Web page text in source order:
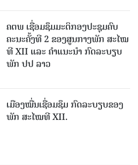
ຄຕພ ເຊື່ອມຊຶມມະຕິກອງປະຊຸມຄົບ
ຄະນະຄັ້ງທີ 2 ຂອງສູນກາງພັກ ສະໄໝ
ທີ XII ແລະ ຄໍາແນະນໍາ ກົດລະບຽບ
ພັກ ປປ ລາວ
ເມືອງ​ໝື່ນເຊື່ອມຊຶມ ກົດລະບຽບຂອງ
ພັກ ສະໄໝທີ XII.